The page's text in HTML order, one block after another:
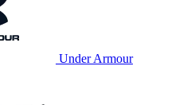
Under Armour